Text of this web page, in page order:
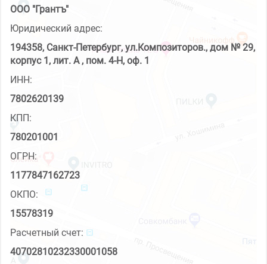
ООО "Грантъ"
Юридический адрес:
194358, Санкт-Петербург, ул.Композиторов., дом № 29,
корпус 1, лит. А , пом. 4-Н, оф. 1
ИНН:
7802620139
КПП:
780201001
ОГРН:
1177847162723
ОКПО:
15578319
Расчетный счет:
40702810232330001058